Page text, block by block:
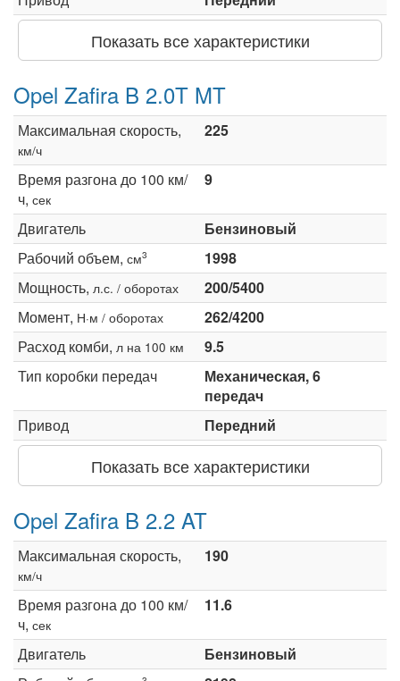
Показать все характеристики
Opel Zafira B 2.0T MT
Максимальная скорость,
км/ч
225
Время разгона до 100 км/
ч, сек
9
Двигатель
Бензиновый
Рабочий объем, см3
1998
Мощность, л.с. / оборотах
200/5400
Момент, Н·м / оборотах
262/4200
Расход комби, л на 100 км
9.5
Тип коробки передач
Механическая, 6
передач
Привод
Передний
Показать все характеристики
Opel Zafira B 2.2 AT
Максимальная скорость,
км/ч
190
Время разгона до 100 км/
ч, сек
11.6
Двигатель
Бензиновый